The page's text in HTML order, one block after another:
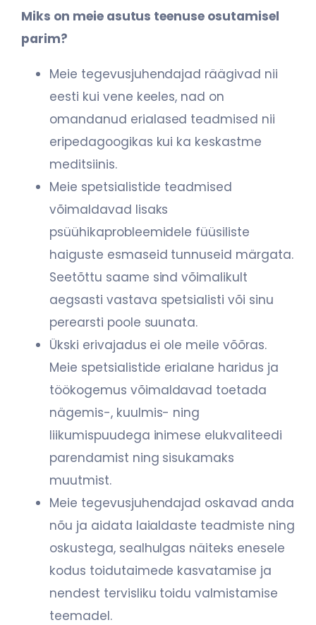
Miks on meie asutus teenuse osutamisel
parim?
Meie tegevusjuhendajad räägivad nii
eesti kui vene keeles, nad on
omandanud erialased teadmised nii
eripedagoogikas kui ka keskastme
meditsiinis.
Meie spetsialistide teadmised
võimaldavad lisaks
psüühikaprobleemidele füüsiliste
haiguste esmaseid tunnuseid märgata.
Seetõttu saame sind võimalikult
aegsasti vastava spetsialisti või sinu
perearsti poole suunata.
Ükski erivajadus ei ole meile võõras.
Meie spetsialistide erialane haridus ja
töökogemus võimaldavad toetada
nägemis-, kuulmis- ning
liikumispuudega inimese elukvaliteedi
parendamist ning sisukamaks
muutmist.
Meie tegevusjuhendajad oskavad anda
nõu ja aidata laialdaste teadmiste ning
oskustega, sealhulgas näiteks enesele
kodus toidutaimede kasvatamise ja
nendest tervisliku toidu valmistamise
teemadel.